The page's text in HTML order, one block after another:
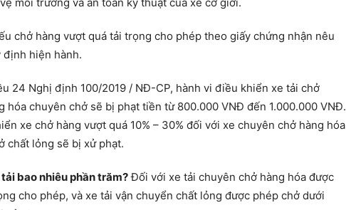
chở hàng vượt quá tải trọng cho phép theo giấy chứng nhận nêu
hiện hành.
24 Nghị định 100/2019 / NĐ-CP, hành vi điều khiển xe tải chở
hóa chuyên chở sẽ bị phạt tiền từ 800.000 VNĐ đến 1.000.000 VNĐ.
xe chở hàng vượt quá 10% – 30% đối với xe chuyên chở hàng hóa
chất lỏng sẽ bị xử phạt.
bao nhiêu phần trăm?Đối với xe tải chuyên chở hàng hóa được
cho phép, và xe tải vận chuyển chất lỏng được phép chở dưới